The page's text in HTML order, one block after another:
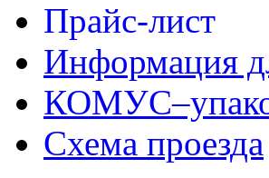
Прайс-лист
Информация
Схема проезда